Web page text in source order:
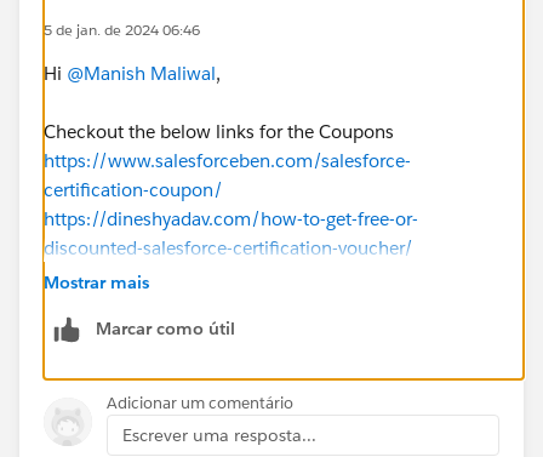
5 de jan. de 2024 06:46
Hi @Manish Maliwal,
Checkout the below links for the Coupons
https://www.salesforceben.com/salesforce-
certification-coupon/
https://dineshyadav.com/how-to-get-free-or-
discounted-salesforce-certification-voucher/
Mostrar mais
Marcar como útil
Adicionar um comentário
Escrever uma resposta...